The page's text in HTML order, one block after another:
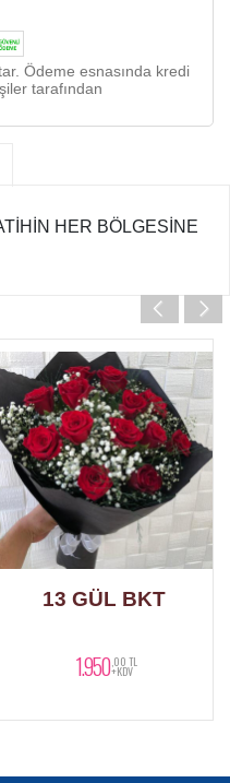
Ödeme esnasında kredi
tarafından
HER BÖLGESİNE
BKT